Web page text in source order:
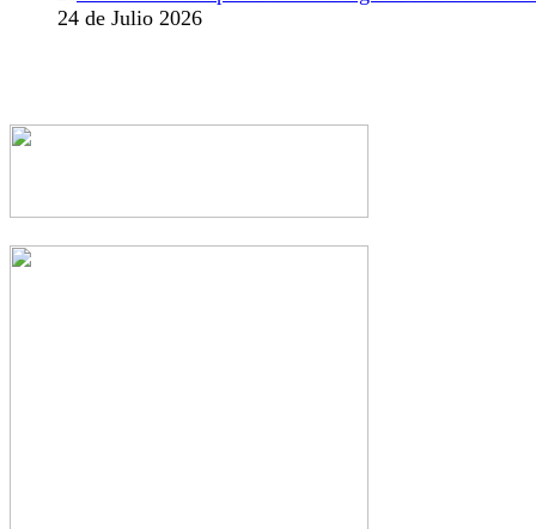
24 de Julio 2026